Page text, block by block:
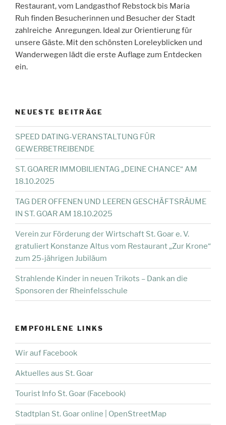
Restaurant, vom Landgasthof Rebstock bis Maria
Ruh finden Besucherinnen und Besucher der Stadt
zahlreiche Anregungen. Ideal zur Orientierung für
unsere Gäste. Mit den schönsten Loreleyblicken und
Wanderwegen lädt die erste Auflage zum Entdecken
ein.
NEUESTE BEITRÄGE
SPEED DATING-VERANSTALTUNG FÜR
GEWERBETREIBENDE
ST. GOARER IMMOBILIENTAG „DEINE CHANCE“ AM
18.10.2025
TAG DER OFFENEN UND LEEREN GESCHÄFTSRÄUME
IN ST. GOAR AM 18.10.2025
Verein zur Förderung der Wirtschaft St. Goar e. V.
gratuliert Konstanze Altus vom Restaurant „Zur Krone“
zum 25-jährigen Jubiläum
Strahlende Kinder in neuen Trikots – Dank an die
Sponsoren der Rheinfelsschule
EMPFOHLENE LINKS
Wir auf Facebook
Aktuelles aus St. Goar
Tourist Info St. Goar (Facebook)
Stadtplan St. Goar online | OpenStreetMap